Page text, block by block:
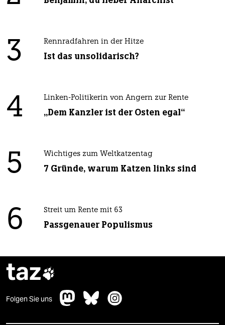
3 Rennradfahren in der Hitze
Ist das unsolidarisch?
4 Linken-Politikerin von Angern zur Rente
„Dem Kanzler ist der Osten egal“
5 Wichtiges zum Weltkatzentag
7 Gründe, warum Katzen links sind
6 Streit um Rente mit 63
Passgenauer Populismus
taz
Folgen Sie uns